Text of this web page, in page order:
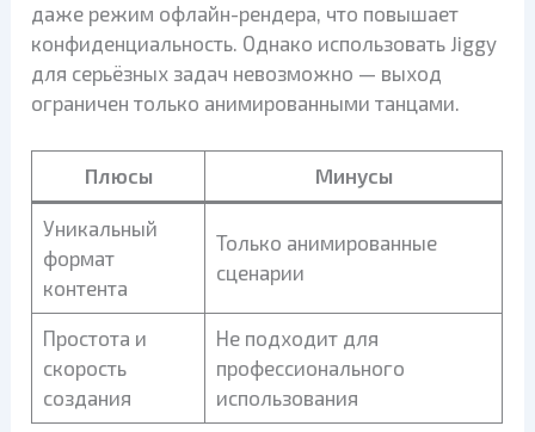
даже режим офлайн-рендера, что повышает
конфиденциальность. Однако использовать Jiggy
для серьёзных задач невозможно — выход
ограничен только анимированными танцами.
Плюсы Минусы
Уникальный
формат
контента
Только анимированные
сценарии
Простота и
скорость
создания
Не подходит для
профессионального
использования